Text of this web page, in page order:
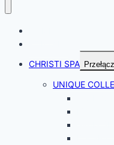
CHRISTI SPA
UNIQUE